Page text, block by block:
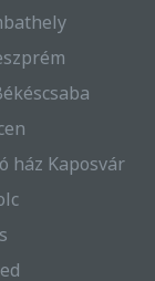
ház Kaposvár